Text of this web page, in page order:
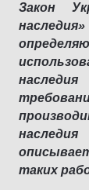
Закон
таких